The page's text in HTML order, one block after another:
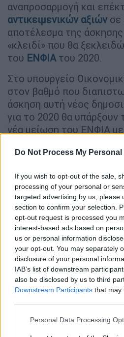
Do Not Process My
If you wish to opt-out of the sale,
processing of your personal or
targeted advertising by us, please
section to confirm your selection.
opt-out request is processed you
interest-based ads based on
us or personal information
your opt-out. You may separately
disclosure of your personal
IAB’s list of downstream
also be disclosed by us to third
Downstream Participants that may
Please note that this website/app
Personal Data Processing
αναπροσαρμογή και
αντικειμενικών αξιών σε
αποτέλεσμα της
«κλειδί» που θα
του ΕΝΦΙΑ του 2020.
Στο υπουργείο
στον βαθμό που
άσκηση αυτή νέος
για το 2020 θα υπάρξουν
νέα μείωση του ΕΝΦΙΑ
οποία θα είναι
στις οποίες θα είναι
Τα έσοδα που θα
προσέγγιση των
εμπορικές τιμές και
αντικειμενικού
περιοχές που
συστήματος εκτιμάται
ανέλθουν στο επίπεδο
Ειδικότερα, οι
Αναστολή του ΦΠΑ